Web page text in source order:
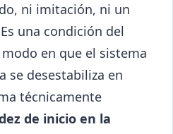
ni imitación, ni un
una condición del
en que el sistema
se desestabiliza en
técnicamente
de inicio en la